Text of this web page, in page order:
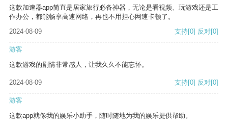
这款加速器app简直是居家旅行必备神器，无论是看视频、玩游戏还是工
作办公，都能畅享高速网络，再也不用担心网速卡顿了。
2024-08-09
支持[0] 反对[0]
游客
这款游戏的剧情非常感人，让我久久不能忘怀。
2024-08-09 支持[0] 反对[0]
游客
这款app就像我的娱乐小助手，随时随地为我的娱乐提供帮助。